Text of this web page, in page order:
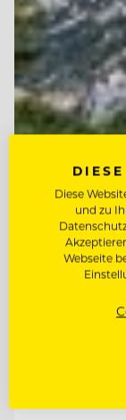
TOP
Diese
und zu
Webseite